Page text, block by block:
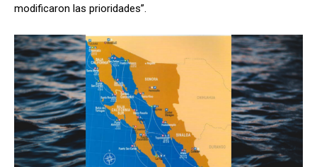
modificaron las prioridades”.